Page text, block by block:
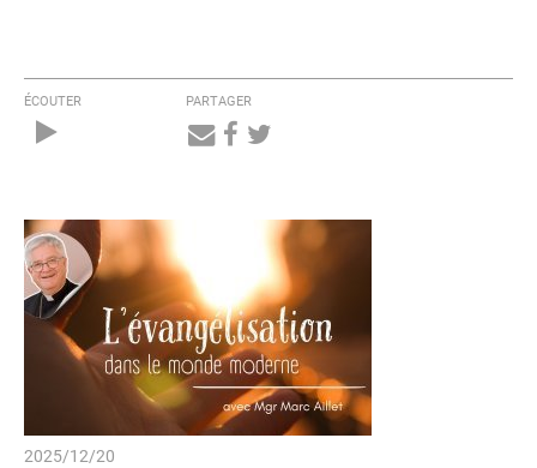
ÉCOUTER PARTAGER
2025/12/20